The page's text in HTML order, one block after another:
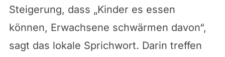
Steigerung, dass „Kinder es essen
können, Erwachsene schwärmen davon“,
sagt das lokale Sprichwort. Darin treffen